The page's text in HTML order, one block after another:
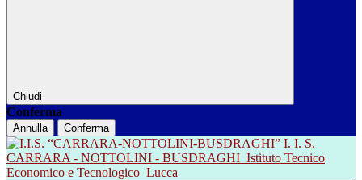
Chiudi
Conferma
Annulla Conferma
I. I. S.
CARRARA - NOTTOLINI - BUSDRAGHI Istituto Tecnico
Economico e Tecnologico Lucca